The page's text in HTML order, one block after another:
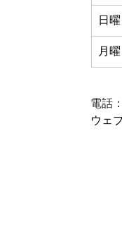
日曜
月曜
電話
ウェ